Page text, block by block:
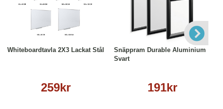
Whiteboardtavla 2X3 Lackat Stål
259kr
Läs mer
Snäppram Durable Aluminium
Svart
191kr
Läs mer